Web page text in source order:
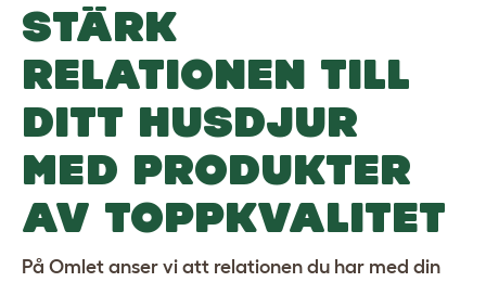
STÄRK
RELATIONEN TILL
DITT HUSDJUR
MED PRODUKTER
AV TOPPKVALITET
På Omlet anser vi att relationen du har med din